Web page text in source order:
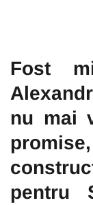
Fost
nu mai
pentru